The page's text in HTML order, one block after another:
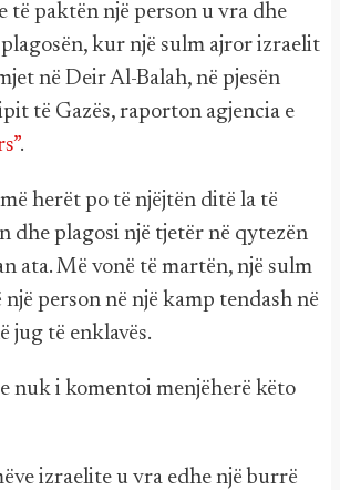
të paktën një person u vra dhe
kur një sulm ajror izraelit
në Deir Al-Balah, në pjesën
të Gazës, raporton agjencia e
.
herët po të njëjtën ditë la të
dhe plagosi një tjetër në qytezën
ata. Më vonë të martën, një sulm
person në një kamp tendash në
jug të enklavës.
nuk i komentoi menjëherë këto
izraelite u vra edhe një burrë